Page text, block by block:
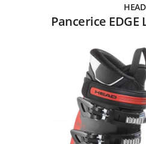
HEAD
Pancerice EDGE